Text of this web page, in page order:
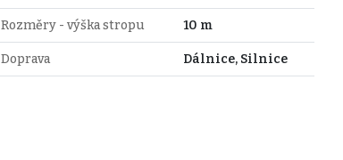
Rozměry - výška stropu 10 m
Doprava Dálnice, Silnice